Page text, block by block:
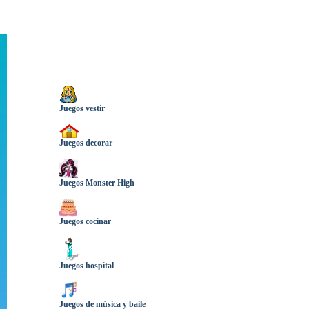
Juegos vestir
Juegos decorar
Juegos Monster High
Juegos cocinar
Juegos hospital
Juegos de música y baile